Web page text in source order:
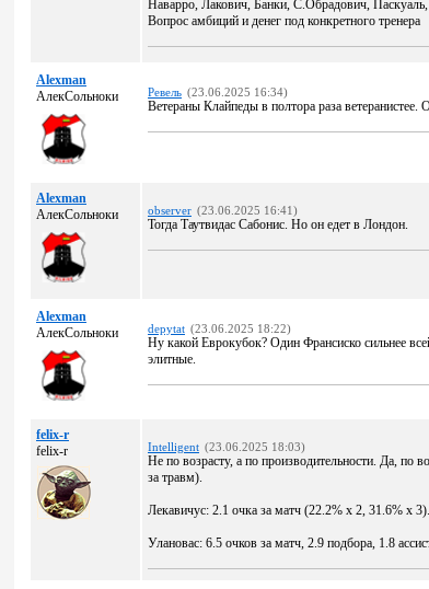
Наварро, Лакович, Банки, С.Обрадович,
Вопрос амбиций и денег под конкретного тренера
Alexman
АлекСольноки
Ревель (23.06.2025 16:34)
Ветераны Клайпеды в полтора раза ветеранистее.
Alexman
АлекСольноки
observer (23.06.2025 16:41)
Тогда Таутвидас Сабонис. Но он едет в Лондон.
Alexman
АлекСольноки
depytat (23.06.2025 18:22)
Ну какой Еврокубок? Один Франсиско сильнее
элитные.
felix-r
felix-r
Intelligent (23.06.2025 18:03)
Не по возрасту, а по производительности. Да, по
за травм).
Лекавичус: 2.1 очка за матч (22.2% х 2, 31.6% х
Улановас: 6.5 очков за матч, 2.9 подбора, 1.8